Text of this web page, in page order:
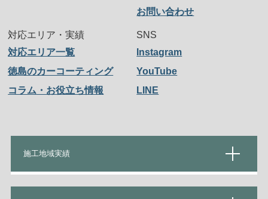
お問い合わせ
対応エリア・実績
対応エリア一覧
徳島のカーコーティング
コラム・お役立ち情報
SNS
Instagram
YouTube
LINE
施工地域実績